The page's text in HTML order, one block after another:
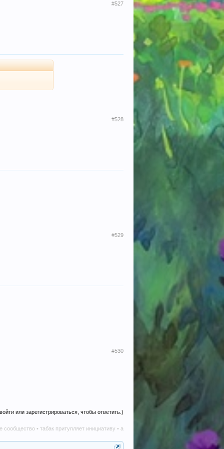
#527
#528
#529
#530
или зарегистрироваться, чтобы ответить.)
притупляет инициативу • алкоголь наносит вред в любом количестве •